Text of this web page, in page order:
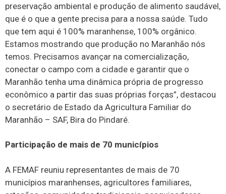
preservação ambiental e produção de alimento saudável,
que é o que a gente precisa para a nossa saúde. Tudo
que tem aqui é 100% maranhense, 100% orgânico.
Estamos mostrando que produção no Maranhão nós
temos. Precisamos avançar na comercialização,
conectar o campo com a cidade e garantir que o
Maranhão tenha uma dinâmica própria de progresso
econômico a partir das suas próprias forças”, destacou
o secretário de Estado da Agricultura Familiar do
Maranhão – SAF, Bira do Pindaré.
Participação de mais de 70 municípios
A FEMAF reuniu representantes de mais de 70
municípios maranhenses, agricultores familiares,